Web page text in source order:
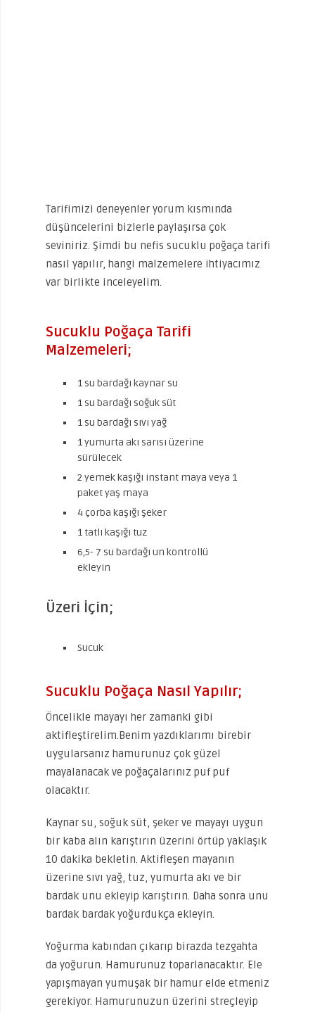
Tarifimizi deneyenler yorum kısmında
düşüncelerini bizlerle paylaşırsa çok
seviniriz. Şimdi bu nefis sucuklu poğaça tarifi
nasıl yapılır, hangi malzemelere ihtiyacımız
var birlikte inceleyelim.
Sucuklu Poğaça Tarifi
Malzemeleri;
1 su bardağı kaynar su
1 su bardağı soğuk süt
1 su bardağı sıvı yağ
1 yumurta akı sarısı üzerine
sürülecek
2 yemek kaşığı instant maya veya 1
paket yaş maya
4 çorba kaşığı şeker
1 tatlı kaşığı tuz
6,5- 7 su bardağı un kontrollü
ekleyin
Üzeri İçin;
Sucuk
Sucuklu Poğaça Nasıl Yapılır;
Öncelikle mayayı her zamanki gibi
aktifleştirelim.Benim yazdıklarımı birebir
uygularsanız hamurunuz çok güzel
mayalanacak ve poğaçalarınız puf puf
olacaktır.
Kaynar su, soğuk süt, şeker ve mayayı uygun
bir kaba alın karıştırın üzerini örtüp yaklaşık
10 dakika bekletin. Aktifleşen mayanın
üzerine sıvı yağ, tuz, yumurta akı ve bir
bardak unu ekleyip karıştırın. Daha sonra unu
bardak bardak yoğurdukça ekleyin.
Yoğurma kabından çıkarıp birazda tezgahta
da yoğurun. Hamurunuz toparlanacaktır. Ele
yapışmayan yumuşak bir hamur elde etmeniz
gerekiyor. Hamurunuzun üzerini streçleyip